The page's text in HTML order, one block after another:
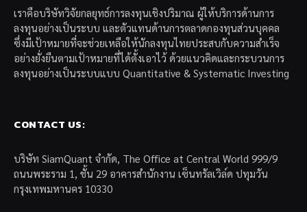
เราคือบริษัทวิจัยกลยุทธ์การลงทุนเชิงปริมาณ ผู้ให้บริการด้านการ
ลงทุนอย่างเป็นระบบ และตัวแทนด้านการตลาดกองทุนส่วนบุคคล
ซึ่งมีเป้าหมายที่จะช่วยเหลือให้นักลงทุนไทยประสบกับความสำเร็จ
อย่างยั่งยืนตามเป้าหมายที่ได้ตั้งเอาไว้ ด้วยแนวคิดและกระบวนการ
ลงทุนอย่างเป็นระบบแบบ Quantitative & Systematic Investing
CONTACT US:
บริษัท SiamQuant จำกัด, The Office at Central World 999/9
ถนนพระราม 1, ชั้น 29 อาคารสำนักงาน เซ็นทรัลเวิล์ด ปทุมวัน
กรุงเทพมหานคร 10330